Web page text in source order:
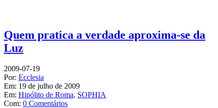
Quem pratica a verdade aproxima-se da
Luz
2009-07-19
Por: Ecclesia
Em: 19 de julho de 2009
Em: Hipólito de Roma, SOPHIA
Com: 0 Comentários